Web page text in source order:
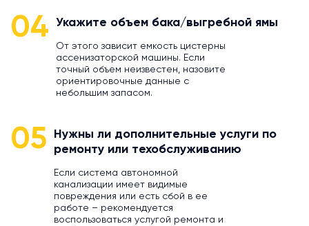
04 Укажите объем бака/выгребной ямы
От этого зависит емкость цистерны
ассенизаторской машины. Если
точный объем неизвестен, назовите
ориентировочные данные с
небольшим запасом.
05
Нужны ли дополнительные услуги по
ремонту или техобслуживанию
Если система автономной
канализации имеет видимые
повреждения или есть сбой в ее
работе – рекомендуется
воспользоваться услугой ремонта и